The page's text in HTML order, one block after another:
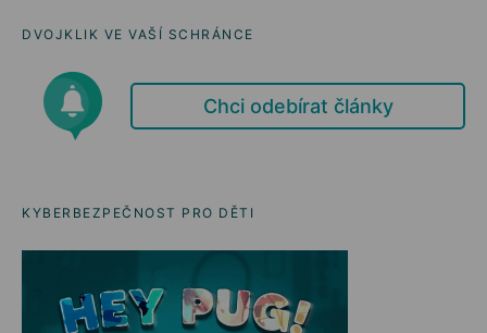
DVOJKLIK VE VAŠÍ SCHRÁNCE
Chci odebírat články
KYBERBEZPEČNOST PRO DĚTI